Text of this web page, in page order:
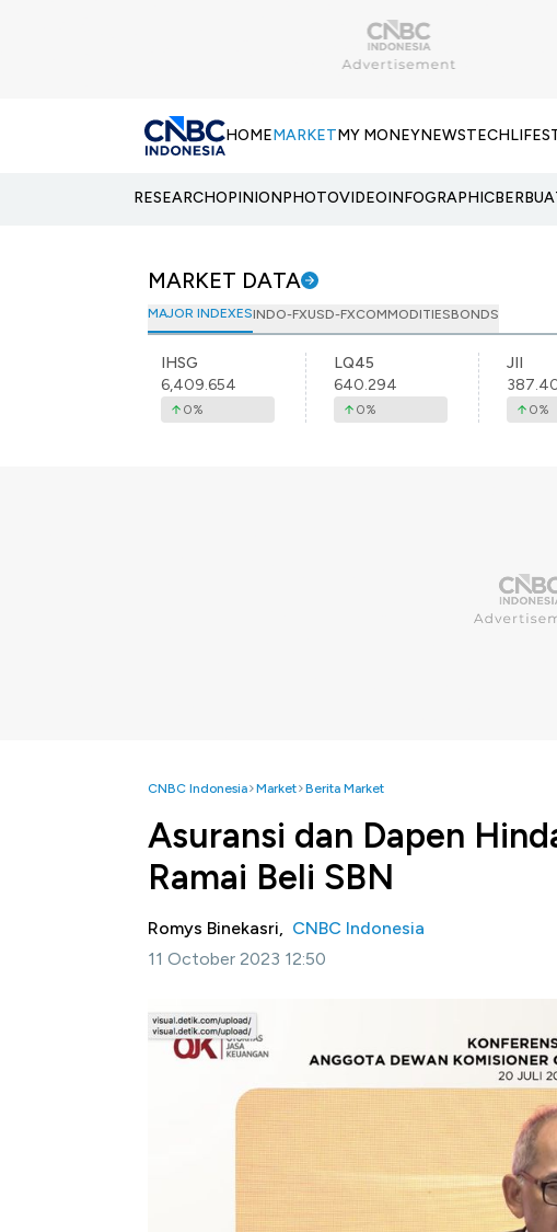
HOMEMARKETMY MONEYNEWSTECH
RESEARCHOPINIONPHOTOVIDEOINFOGRAPHIC
MARKET DATA
MAJOR INDEXESINDO-FXUSD-FXCOMMODITIESBONDS
IHSG
6,409.654
0%
LQ45
640.294
0%
JII
0%
CNBC Indonesia Market Berita Market
Asuransi dan Dapen
Ramai Beli SBN
Romys Binekasri, CNBC Indonesia
11 October 2023 12:50